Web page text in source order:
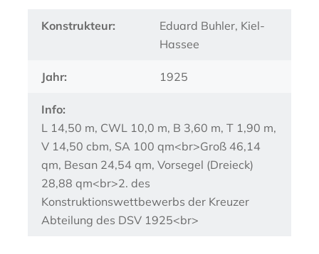
Konstrukteur:
Eduard Buhler, Kiel-
Hassee
Jahr: 1925
Info:
L 14,50 m, CWL 10,0 m, B 3,60 m, T 1,90 m,
V 14,50 cbm, SA 100 qm<br>Groß 46,14
qm, Besan 24,54 qm, Vorsegel (Dreieck)
28,88 qm<br>2. des
Konstruktionswettbewerbs der Kreuzer
Abteilung des DSV 1925<br>